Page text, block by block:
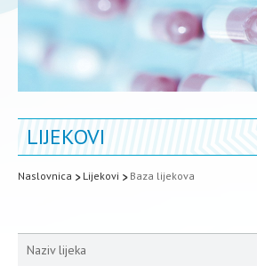
LIJEKOVI
Naslovnica Lijekovi Baza lijekova
Naziv lijeka